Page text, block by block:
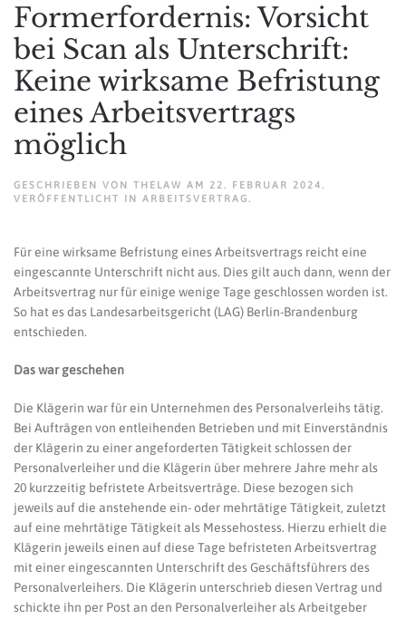
Formerfordernis: Vorsicht
bei Scan als Unterschrift:
Keine wirksame Befristung
eines Arbeitsvertrags
möglich
GESCHRIEBEN VON THELAW AM 22. FEBRUAR 2024 .
VERÖFFENTLICHT IN ARBEITSVERTRAG .
Für eine wirksame Befristung eines Arbeitsvertrags reicht eine
eingescannte Unterschrift nicht aus. Dies gilt auch dann, wenn der
Arbeitsvertrag nur für einige wenige Tage geschlossen worden ist.
So hat es das Landesarbeitsgericht (LAG) Berlin-Brandenburg
entschieden.
Das war geschehen
Die Klägerin war für ein Unternehmen des Personalverleihs tätig.
Bei Aufträgen von entleihenden Betrieben und mit Einverständnis
der Klägerin zu einer angeforderten Tätigkeit schlossen der
Personalverleiher und die Klägerin über mehrere Jahre mehr als
20 kurzzeitig befristete Arbeitsverträge. Diese bezogen sich
jeweils auf die anstehende ein- oder mehrtätige Tätigkeit, zuletzt
auf eine mehrtätige Tätigkeit als Messehostess. Hierzu erhielt die
Klägerin jeweils einen auf diese Tage befristeten Arbeitsvertrag
mit einer eingescannten Unterschrift des Geschäftsführers des
Personalverleihers. Die Klägerin unterschrieb diesen Vertrag und
schickte ihn per Post an den Personalverleiher als Arbeitgeber